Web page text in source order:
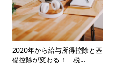
2020年から給与所得控除と基
礎控除が変わる！ 税...